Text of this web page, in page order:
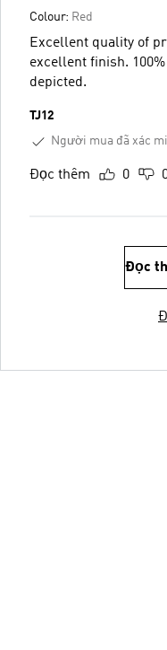
Colour: Red
Excellent quality of
excellent finish.
depicted.
TJ12
Người mua đã xác
Đọc thêm 0
Đọc